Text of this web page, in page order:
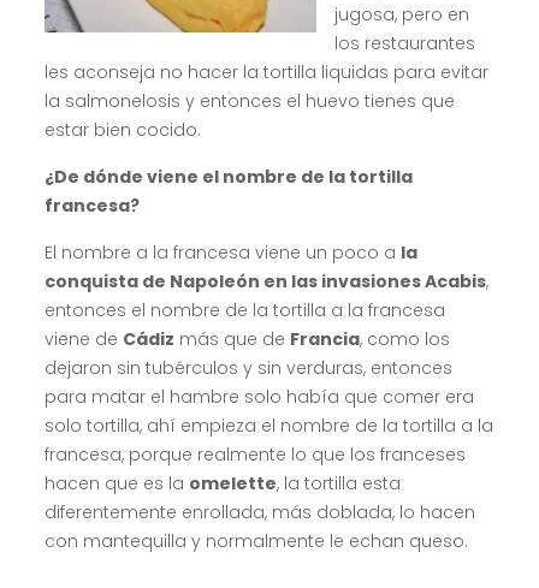
jugosa, pero en
los restaurantes
les aconseja no hacer la tortilla liquidas para evitar
la salmonelosis y entonces el huevo tienes que
estar bien cocido.
¿De dónde viene el nombre de la tortilla
francesa?
El nombre a la francesa viene un poco a la
conquista de Napoleón en las invasiones Acabis,
entonces el nombre de la tortilla a la francesa
viene de Cádiz más que de Francia, como los
dejaron sin tubérculos y sin verduras, entonces
para matar el hambre solo había que comer era
solo tortilla, ahí empieza el nombre de la tortilla a la
francesa, porque realmente lo que los franceses
hacen que es la omelette, la tortilla esta
diferentemente enrollada, más doblada, lo hacen
con mantequilla y normalmente le echan queso.